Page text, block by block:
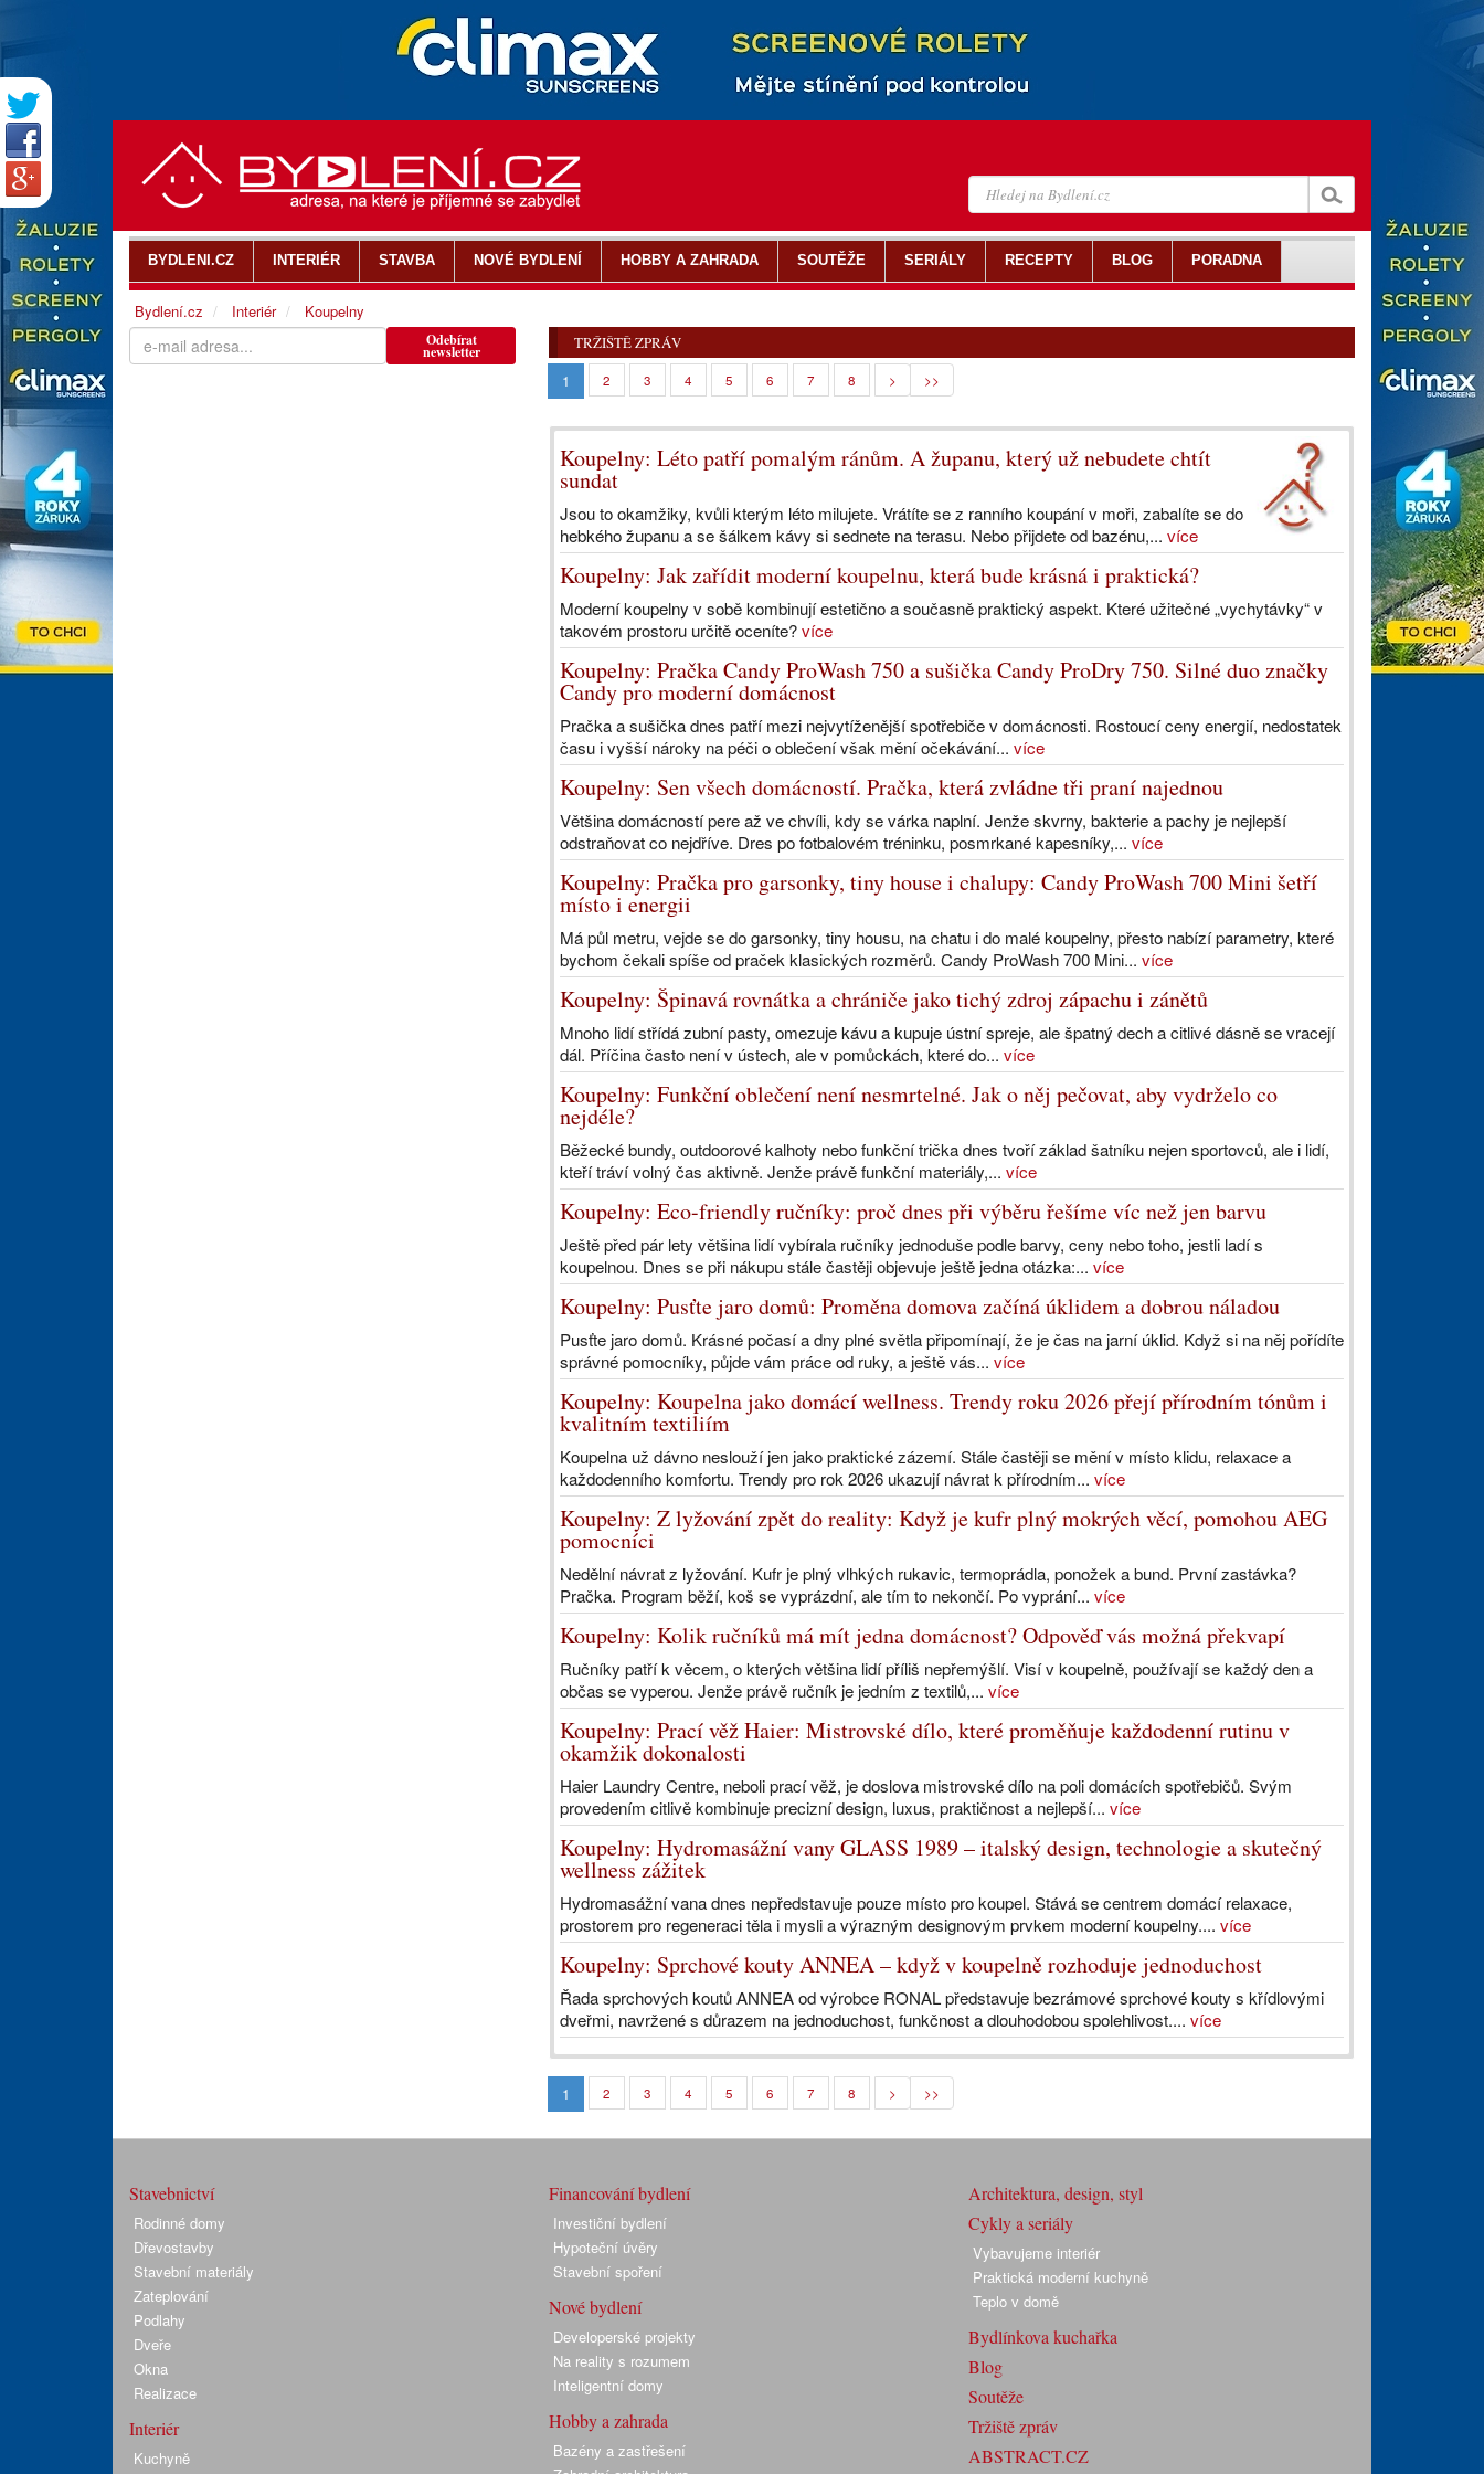
TRŽIŠTĚ ZPRÁV
1 2 3 4 5 6 7 8 > >>
Koupelny: Léto patří pomalým ránům. A županu, který už nebudete chtít
sundat
Jsou to okamžiky, kvůli kterým léto milujete. Vrátíte se z ranního koupání v moři, zabalíte se do
hebkého županu a se šálkem kávy si sednete na terasu. Nebo přijdete od bazénu,... více
Koupelny: Jak zařídit moderní koupelnu, která bude krásná i praktická?
Moderní koupelny v sobě kombinují estetično a současně praktický aspekt. Které užitečné „vychytávky“ v
takovém prostoru určitě oceníte?více
Koupelny: Pračka Candy ProWash 750 a sušička Candy ProDry 750. Silné duo značky
Candy pro moderní domácnost
Pračka a sušička dnes patří mezi nejvytíženější spotřebiče v domácnosti. Rostoucí ceny energií, nedostatek
času i vyšší nároky na péči o oblečení však mění očekávání... více
Koupelny: Sen všech domácností. Pračka, která zvládne tři praní najednou
Většina domácností pere až ve chvíli, kdy se várka naplní. Jenže skvrny, bakterie a pachy je nejlepší
odstraňovat co nejdříve. Dres po fotbalovém tréninku, posmrkané kapesníky,... více
Koupelny: Pračka pro garsonky, tiny house i chalupy: Candy ProWash 700 Mini šetří
místo i energii
Má půl metru, vejde se do garsonky, tiny housu, na chatu i do malé koupelny, přesto nabízí parametry, které
bychom čekali spíše od praček klasických rozměrů. Candy ProWash 700 Mini... více
Koupelny: Špinavá rovnátka a chrániče jako tichý zdroj zápachu i zánětů
Mnoho lidí střídá zubní pasty, omezuje kávu a kupuje ústní spreje, ale špatný dech a citlivé dásně se vracejí
dál. Příčina často není v ústech, ale v pomůckách, které do... více
Koupelny: Funkční oblečení není nesmrtelné. Jak o něj pečovat, aby vydrželo co
nejdéle?
Běžecké bundy, outdoorové kalhoty nebo funkční trička dnes tvoří základ šatníku nejen sportovců, ale i lidí,
kteří tráví volný čas aktivně. Jenže právě funkční materiály,... více
Koupelny: Eco-friendly ručníky: proč dnes při výběru řešíme víc než jen barvu
Ještě před pár lety většina lidí vybírala ručníky jednoduše podle barvy, ceny nebo toho, jestli ladí s
koupelnou. Dnes se při nákupu stále častěji objevuje ještě jedna otázka:... více
Koupelny: Pusťte jaro domů: Proměna domova začíná úklidem a dobrou náladou
Pusťte jaro domů. Krásné počasí a dny plné světla připomínají, že je čas na jarní úklid. Když si na něj pořídíte
správné pomocníky, půjde vám práce od ruky, a ještě vás... více
Koupelny: Koupelna jako domácí wellness. Trendy roku 2026 přejí přírodním tónům i
kvalitním textiliím
Koupelna už dávno neslouží jen jako praktické zázemí. Stále častěji se mění v místo klidu, relaxace a
každodenního komfortu. Trendy pro rok 2026 ukazují návrat k přírodním... více
Koupelny: Z lyžování zpět do reality: Když je kufr plný mokrých věcí, pomohou AEG
pomocníci
Nedělní návrat z lyžování. Kufr je plný vlhkých rukavic, termoprádla, ponožek a bund. První zastávka?
Pračka. Program běží, koš se vyprázdní, ale tím to nekončí. Po vyprání... více
Koupelny: Kolik ručníků má mít jedna domácnost? Odpověď vás možná překvapí
Ručníky patří k věcem, o kterých většina lidí příliš nepřemýšlí. Visí v koupelně, používají se každý den a
občas se vyperou. Jenže právě ručník je jedním z textilů,... více
Koupelny: Prací věž Haier: Mistrovské dílo, které proměňuje každodenní rutinu v
okamžik dokonalosti
Haier Laundry Centre, neboli prací věž, je doslova mistrovské dílo na poli domácích spotřebičů. Svým
provedením citlivě kombinuje precizní design, luxus, praktičnost a nejlepší... více
Koupelny: Hydromasážní vany GLASS 1989 – italský design, technologie a skutečný
wellness zážitek
Hydromasážní vana dnes nepředstavuje pouze místo pro koupel. Stává se centrem domácí relaxace,
prostorem pro regeneraci těla i mysli a výrazným designovým prvkem moderní koupelny.... více
Koupelny: Sprchové kouty ANNEA – když v koupelně rozhoduje jednoduchost
Řada sprchových koutů ANNEA od výrobce RONAL představuje bezrámové sprchové kouty s křídlovými
dveřmi, navržené s důrazem na jednoduchost, funkčnost a dlouhodobou spolehlivost.... více
1 2 3 4 5 6 7 8 > >>
Odebírat
newsletter
BYDLENI.CZ INTERIÉR STAVBA NOVÉ BYDLENÍ HOBBY A ZAHRADA SOUTĚŽE SERIÁLY RECEPTY BLOG PORADNA
Bydlení.cz Interiér Koupelny
Stavebnictví
Rodinné domy
Dřevostavby
Stavební materiály
Zateplování
Podlahy
Dveře
Okna
Realizace
Interiér
Kuchyně
Financování bydlení
Investiční bydlení
Hypoteční úvěry
Stavební spoření
Nové bydlení
Developerské projekty
Na reality s rozumem
Inteligentní domy
Hobby a zahrada
Bazény a zastřešení
Architektura, design, styl
Cykly a seriály
Vybavujeme interiér
Praktická moderní kuchyně
Teplo v domě
Bydlínkova kuchařka
Blog
Soutěže
Tržiště zpráv
ABSTRACT.CZ